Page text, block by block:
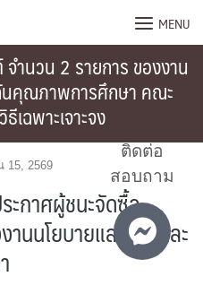
MENU
ำนวน 2 รายการ ของงาน
นคุณภาพการศึกษา คณะ
เฉพาะเจาะจง
15, 2569
ะกาศผู้ชนะจัดซื้อ
นนโยบายและแผนและ
ติดต่อ
สอบถาม